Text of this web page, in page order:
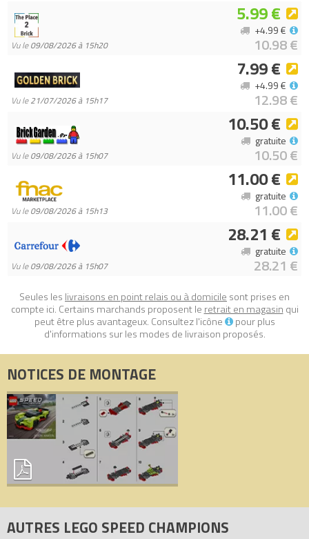
Vu le09/08/2026 à 15h20
5.99 €
10.98 €
+4.99 €
Vu le21/07/2026 à 15h17
7.99 €
12.98 €
+4.99 €
Vu le09/08/2026 à 15h07
10.50 €
10.50 €
gratuite
Vu le09/08/2026 à 15h13
11.00 €
11.00 €
gratuite
Vu le09/08/2026 à 15h07
28.21 €
28.21 €
gratuite
Seules les livraisons en point relais ou à domicile sont prises en
compte ici. Certains marchands proposent le retrait en magasin qui
peut être plus avantageux. Consultez l'icône
pour plus
d'informations sur les modes de livraison proposés.
NOTICES DE MONTAGE
AUTRES LEGO SPEED CHAMPIONS